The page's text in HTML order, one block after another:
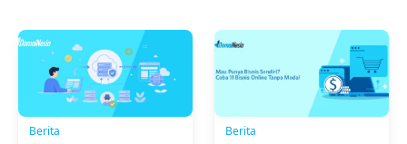
Berita Berita